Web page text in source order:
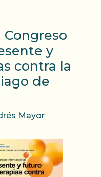
Congreso
y
contra la
de
Mayor